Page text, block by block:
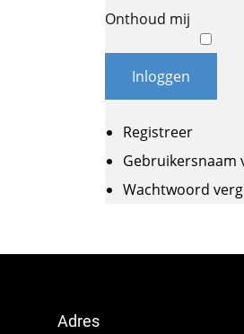
Onthoud mij
Inloggen
Registreer
Gebruikersnaam
Wachtwoord
Adres